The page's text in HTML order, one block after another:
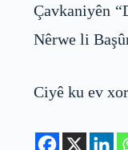
Çavkaniyên
Nêrwe li
Ciyê ku ev